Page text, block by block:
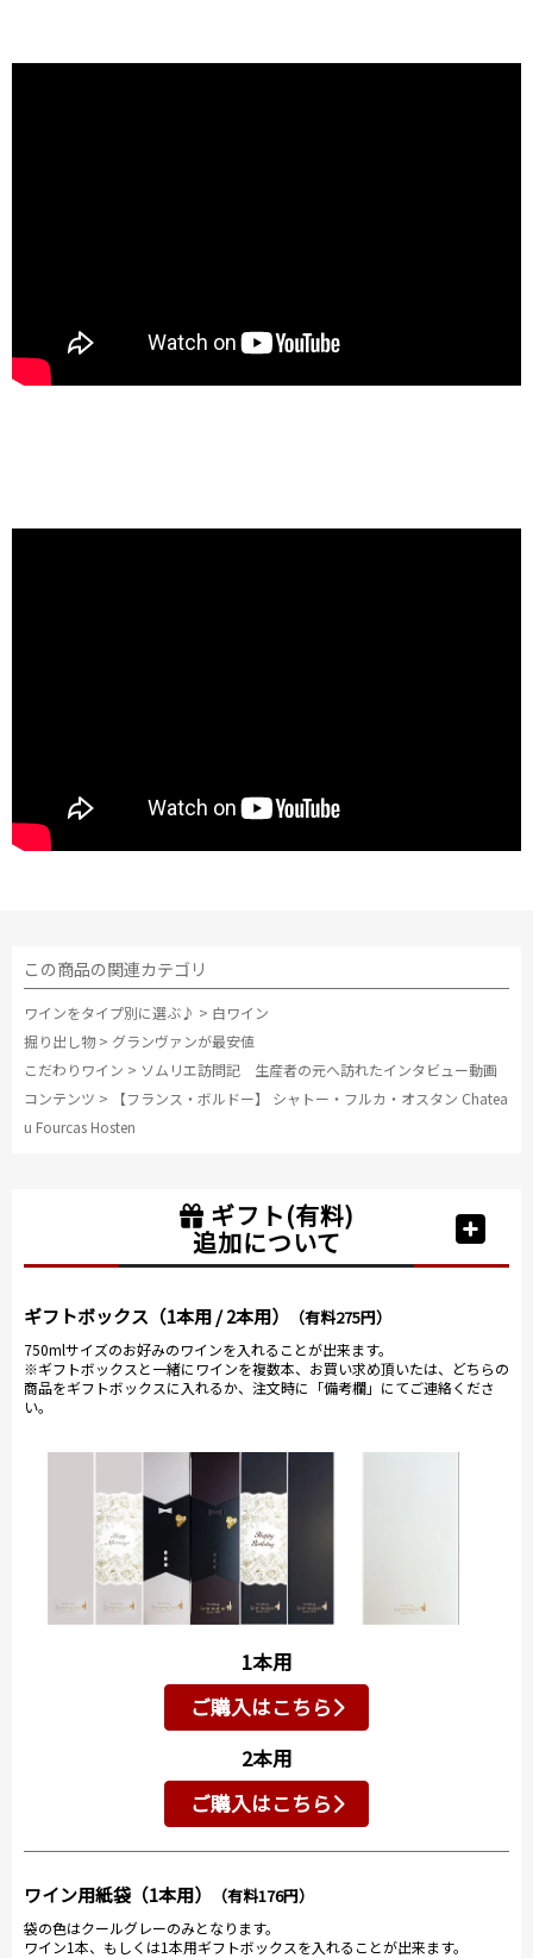
この商品の関連カテゴリ
ワインをタイプ別に選ぶ♪ > 白ワイン
掘り出し物 > グランヴァンが最安値
こだわりワイン > ソムリエ訪問記 生産者の元へ訪れたインタビュー動画
コンテンツ >
【フランス・ボルドー】 シャトー・フルカ・オスタン Chatea
u Fourcas Hosten
ギフト(有料)
追加について
ギフトボックス（1本用 / 2本用） （有料275円）
750mlサイズのお好みのワインを入れることが出来ます。
※ギフトボックスと一緒にワインを複数本、お買い求め頂いたは、どちらの
商品をギフトボックスに入れるか、注文時に「備考欄」にてご連絡くださ
い。
1本用
ご購入はこちら
2本用
ご購入はこちら
ワイン用紙袋（1本用） （有料176円）
袋の色はクールグレーのみとなります。
ワイン1本、もしくは1本用ギフトボックスを入れることが出来ます。